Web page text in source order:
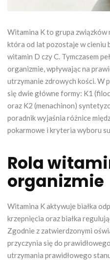
Witamina K to grupa związków
która od lat pozostaje w cieniu
witamin D czy C. Tymczasem
organizmie, wpływając na
utrzymanie zdrowych kości. W
się dwie główne formy: K1
oraz K2 (menachinon)
poradnik wyjaśnia różnice
pokarmowe i kryteria wyboru
Rola
organizmie
Witamina K aktywuje białka
krzepnięcia oraz białka
Zgodnie z zatwierdzonymi
przyczynia się do
utrzymania prawidłowego